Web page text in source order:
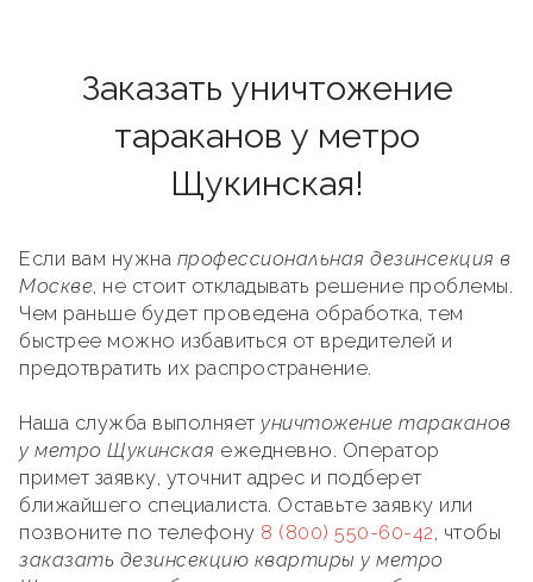
Заказать уничтожение
тараканов у метро
Щукинская!
Если вам нужна профессиональная дезинсекция в
Москве, не стоит откладывать решение проблемы.
Чем раньше будет проведена обработка, тем
быстрее можно избавиться от вредителей и
предотвратить их распространение.
Наша служба выполняет уничтожение тараканов
у метро Щукинская ежедневно. Оператор
примет заявку, уточнит адрес и подберет
ближайшего специалиста. Оставьте заявку или
позвоните по телефону 8 (800) 550-60-42, чтобы
заказать дезинсекцию квартиры у метро